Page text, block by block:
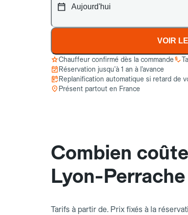
VOIR
Chauffeur confirmé dès la commande
Réservation jusqu’à 1 an à l’avance
Replanification automatique si retard de
Présent partout en France
Combien
Lyon-Perrache
Tarifs à partir de. Prix fixés à la